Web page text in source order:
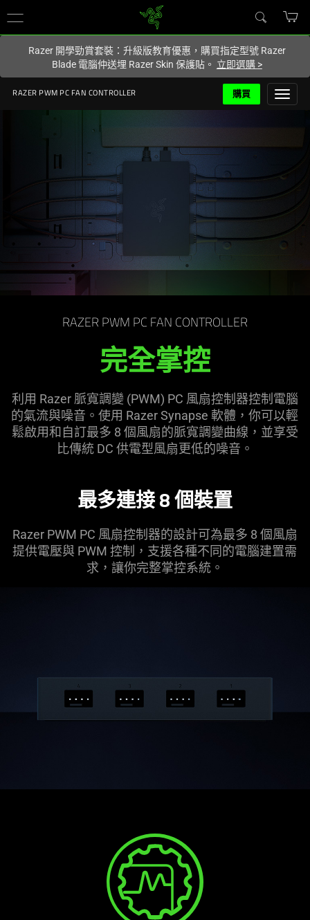
網站.
Razer 開學勁賞套裝：升級版教育優惠，購買指定型號 Razer
Blade 電腦仲送埋 Razer Skin 保護貼。 立即選購 >
RAZER PWM PC FAN CONTROLLER 購買
RAZER PWM PC FAN CONTROLLER
完全掌控
利用 Razer 脈寬調變 (PWM) PC 風扇控制器控制電腦
的氣流與噪音。使用 Razer Synapse 軟體，你可以輕
鬆啟用和自訂最多 8 個風扇的脈寬調變曲線，並享受
比傳統 DC 供電型風扇更低的噪音。
最多連接 8 個裝置
Razer PWM PC 風扇控制器的設計可為最多 8 個風扇
提供電壓與 PWM 控制，支援各種不同的電腦建置需
求，讓你完整掌控系統。